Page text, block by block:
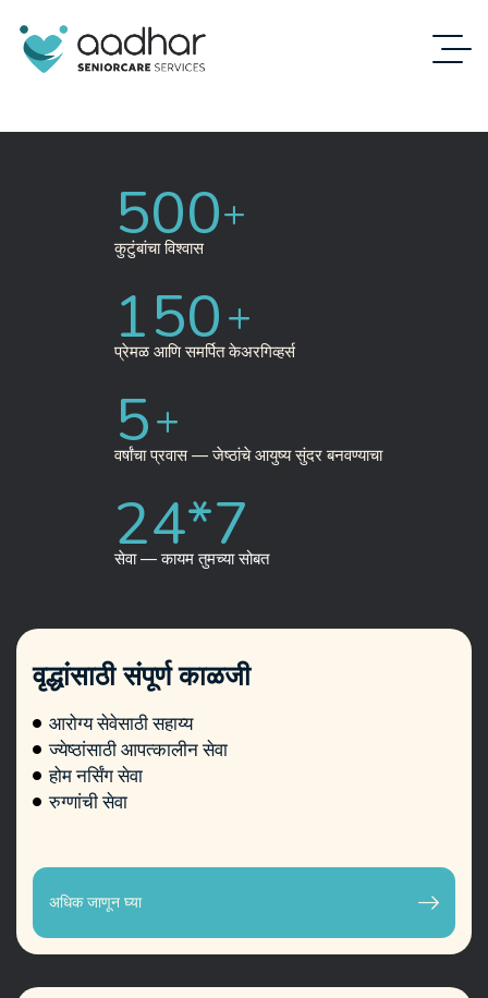
500+
कुटुंबांचा विश्वास
150+
प्रेमळ आणि समर्पित केअरगिव्हर्स
5+
वर्षांचा प्रवास — जेष्ठांचे आयुष्य सुंदर बनवण्याचा
24*7
सेवा — कायम तुमच्या सोबत
वृद्धांसाठी संपूर्ण काळजी
आरोग्य सेवेसाठी सहाय्य
ज्येष्ठांसाठी आपत्कालीन सेवा
होम नर्सिंग सेवा
रुग्णांची सेवा
अधिक जाणून घ्या